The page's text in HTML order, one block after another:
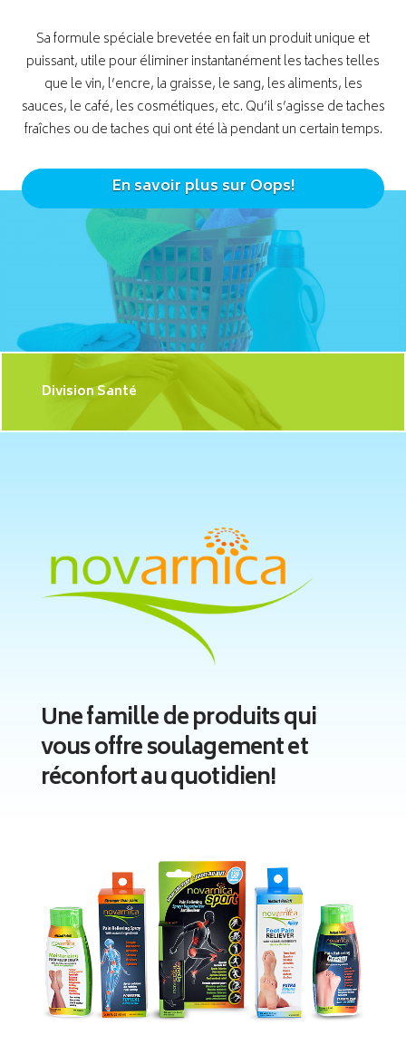
Sa formule spéciale brevetée en fait un produit unique et
puissant, utile pour éliminer instantanément les taches telles
que le vin, l’encre, la graisse, le sang, les aliments, les
sauces, le café, les cosmétiques, etc. Qu’il s’agisse de taches
fraîches ou de taches qui ont été là pendant un certain temps.
En savoir plus sur Oops!
Division Santé
Une famille de produits qui
vous offresoulagementet
réconfortau quotidien!